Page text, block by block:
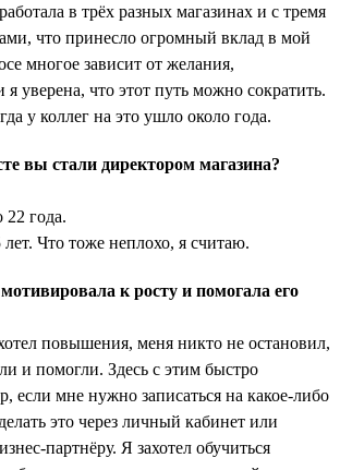
в трёх разных магазинах и с тремя
что принесло огромный вклад в мой
многое зависит от желания,
уверена, что этот путь можно сократить.
у коллег на это ушло около года.
вы стали директором магазина?
года.
Что тоже неплохо, я считаю.
к росту и помогала его
повышения, меня никто не остановил,
и помогли. Здесь с этим быстро
если мне нужно записаться на какое-либо
это через личный кабинет или
партнёру. Я захотел обучиться